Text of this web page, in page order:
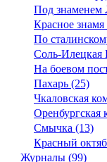
Под знаменем
Красное знамя
По
Соль-Илецкая
На боевом
Пахарь (25)
Чкаловская
Оренбургская
Смычка (13)
Красный
Журналы (99)